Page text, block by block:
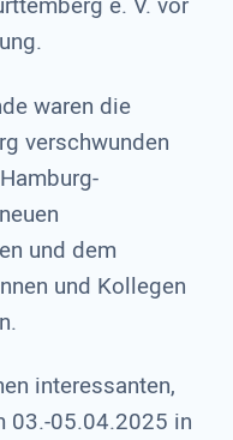
waren die
verschwunden
und dem
und Kollegen
interessanten,
03.-05.04.2025 in